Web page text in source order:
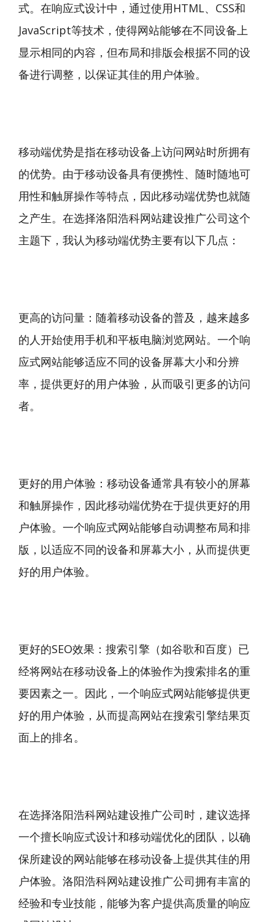
式。在响应式设计中，通过使用HTML、CSS和
JavaScript等技术，使得网站能够在不同设备上
显示相同的内容，但布局和排版会根据不同的设
备进行调整，以保证其佳的用户体验。
移动端优势是指在移动设备上访问网站时所拥有
的优势。由于移动设备具有便携性、随时随地可
用性和触屏操作等特点，因此移动端优势也就随
之产生。在选择洛阳浩科网站建设推广公司这个
主题下，我认为移动端优势主要有以下几点：
更高的访问量：随着移动设备的普及，越来越多
的人开始使用手机和平板电脑浏览网站。一个响
应式网站能够适应不同的设备屏幕大小和分辨
率，提供更好的用户体验，从而吸引更多的访问
者。
更好的用户体验：移动设备通常具有较小的屏幕
和触屏操作，因此移动端优势在于提供更好的用
户体验。一个响应式网站能够自动调整布局和排
版，以适应不同的设备和屏幕大小，从而提供更
好的用户体验。
更好的SEO效果：搜索引擎（如谷歌和百度）已
经将网站在移动设备上的体验作为搜索排名的重
要因素之一。因此，一个响应式网站能够提供更
好的用户体验，从而提高网站在搜索引擎结果页
面上的排名。
在选择洛阳浩科网站建设推广公司时，建议选择
一个擅长响应式设计和移动端优化的团队，以确
保所建设的网站能够在移动设备上提供其佳的用
户体验。洛阳浩科网站建设推广公司拥有丰富的
经验和专业技能，能够为客户提供高质量的响应